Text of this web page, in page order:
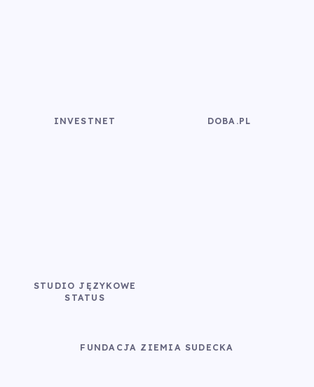
INVESTNET DOBA.PL
STUDIO JĘZYKOWE
STATUS
FUNDACJA ZIEMIA SUDECKA